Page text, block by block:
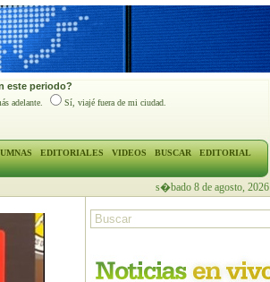
este periodo?
adelante. Sí, viajé fuera de mi ciudad.
EDITORIALES VIDEOS BUSCAR
EDITORIAL
s�bado 8 de agosto, 2026